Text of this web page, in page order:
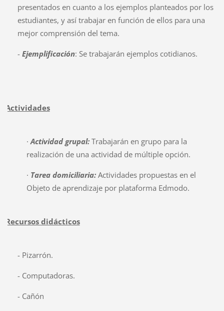
presentados en cuanto a los ejemplos planteados por los
estudiantes, y así trabajar en función de ellos para una
mejor comprensión del tema.
- Ejemplificación: Se trabajarán ejemplos cotidianos.
Actividades
·Actividad grupal:Trabajarán en grupo para la
realización de una actividad de múltiple opción.
· Tarea domiciliaria:Actividades propuestas en el
Objeto de aprendizaje por plataforma Edmodo.
Recursos didácticos
- Pizarrón.
- Computadoras.
- Cañón